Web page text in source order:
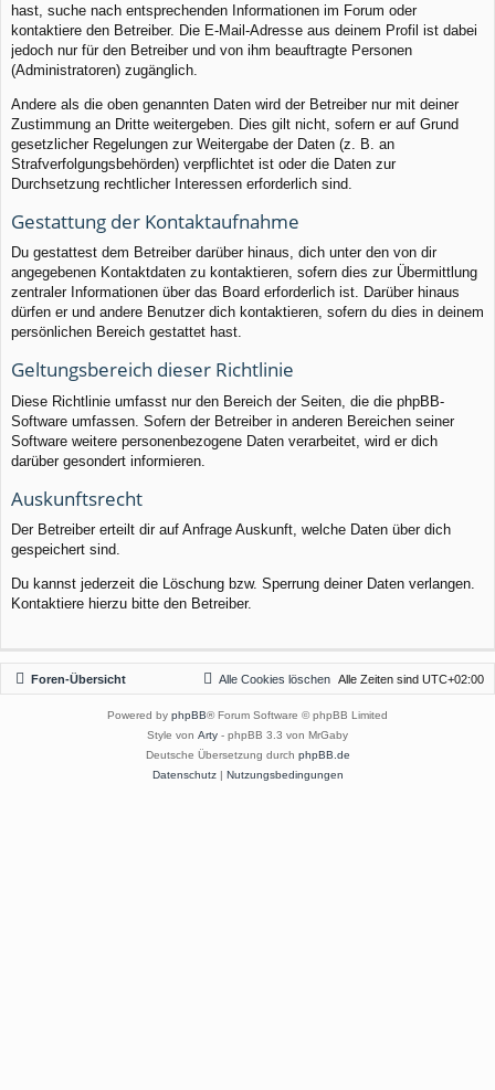
hast, suche nach entsprechenden Informationen im Forum oder
kontaktiere den Betreiber. Die E-Mail-Adresse aus deinem Profil ist dabei
jedoch nur für den Betreiber und von ihm beauftragte Personen
(Administratoren) zugänglich.
Andere als die oben genannten Daten wird der Betreiber nur mit deiner
Zustimmung an Dritte weitergeben. Dies gilt nicht, sofern er auf Grund
gesetzlicher Regelungen zur Weitergabe der Daten (z. B. an
Strafverfolgungsbehörden) verpflichtet ist oder die Daten zur
Durchsetzung rechtlicher Interessen erforderlich sind.
Gestattung der Kontaktaufnahme
Du gestattest dem Betreiber darüber hinaus, dich unter den von dir
angegebenen Kontaktdaten zu kontaktieren, sofern dies zur Übermittlung
zentraler Informationen über das Board erforderlich ist. Darüber hinaus
dürfen er und andere Benutzer dich kontaktieren, sofern du dies in deinem
persönlichen Bereich gestattet hast.
Geltungsbereich dieser Richtlinie
Diese Richtlinie umfasst nur den Bereich der Seiten, die die phpBB-
Software umfassen. Sofern der Betreiber in anderen Bereichen seiner
Software weitere personenbezogene Daten verarbeitet, wird er dich
darüber gesondert informieren.
Auskunftsrecht
Der Betreiber erteilt dir auf Anfrage Auskunft, welche Daten über dich
gespeichert sind.
Du kannst jederzeit die Löschung bzw. Sperrung deiner Daten verlangen.
Kontaktiere hierzu bitte den Betreiber.
Foren-Übersicht Alle Zeiten sind UTC+02:00
Alle Cookies löschen
Powered by phpBB® Forum Software © phpBB Limited
Style von Arty - phpBB 3.3 von MrGaby
Deutsche Übersetzung durch phpBB.de
Datenschutz| Nutzungsbedingungen